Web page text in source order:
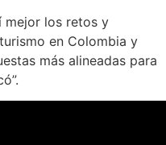
mejor los retos y
en Colombia y
más alineadas para